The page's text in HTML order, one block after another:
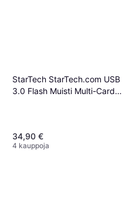
StarTech StarTech.com USB
3.0 Flash Muisti Multi-Card
34,90 €
4 kauppoja